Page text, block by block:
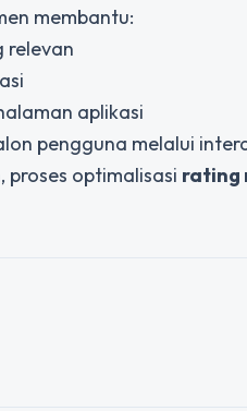
membantu:
relevan
aplikasi
pengguna melalui
proses optimalisasi rating